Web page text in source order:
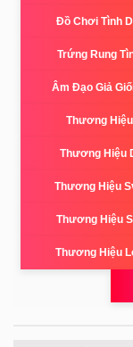
Đồ Chơi Tình
Trứng Rung
Âm Đạo Giả
Thương
Thương Hiệu
Thương Hiệu
Thương Hiệu
Thương Hiệu